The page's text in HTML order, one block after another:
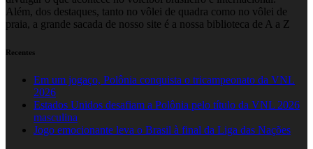
Além, dos destaques, tanto no vôlei de quadra como no vôlei de
praia, a grande sacada de nosso site é a nossa biblioteca de A a Z
Recentes
Em um jogaço, Polônia conquista o tricampeonato da VNL
2026
Estados Unidos desafiam a Polônia pelo título da VNL 2026
masculina
Jogo emocionante leva o Brasil à final da Liga das Nações